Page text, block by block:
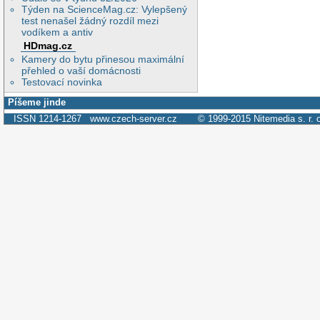
Týden na ScienceMag.cz: Vylepšený
test nenašel žádný rozdíl mezi
vodíkem a antiv
HDmag.cz
Kamery do bytu přinesou maximální
přehled o vaší domácnosti
Testovací novinka
Píšeme jinde
ISSN 1214-1267 www.czech-server.cz © 1999-2015 Nitemedia s. r.